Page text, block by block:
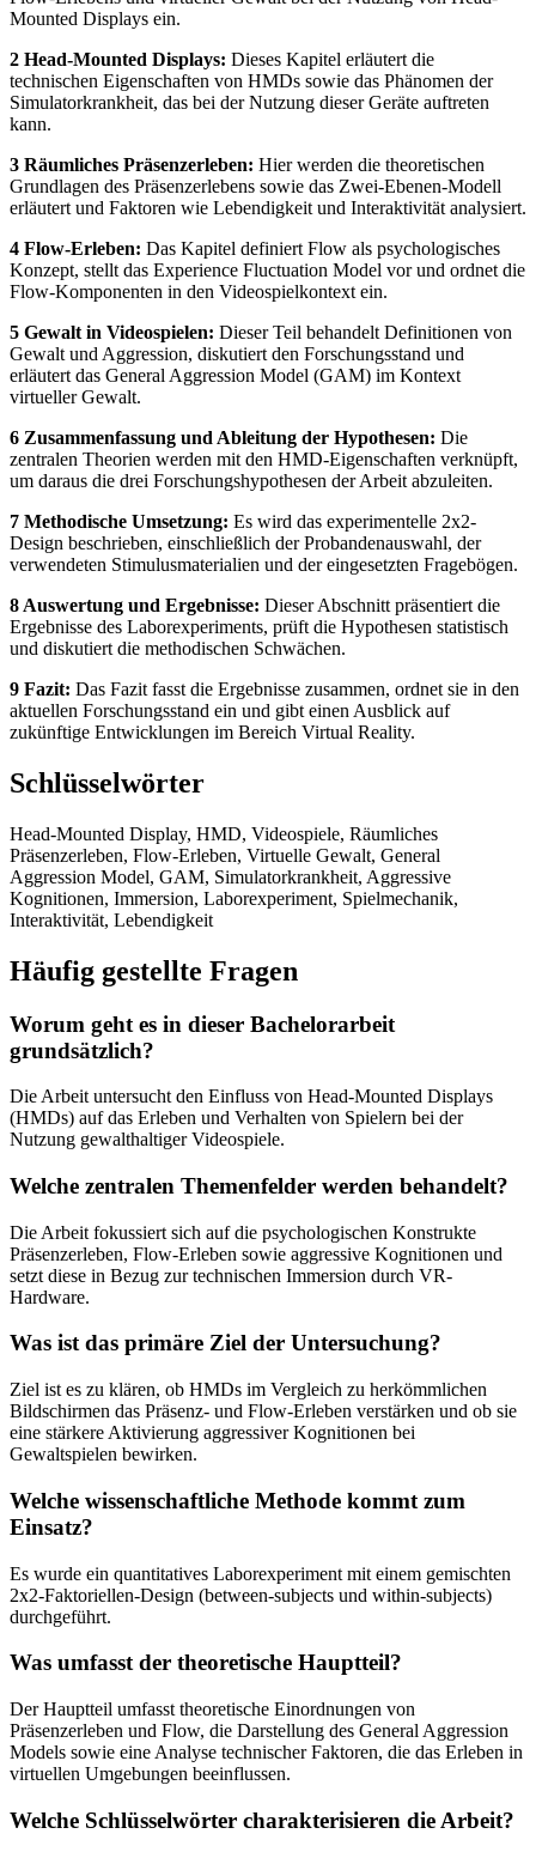
Mounted Displays ein.
2 Head-Mounted Displays: Dieses Kapitel erläutert die
technischen Eigenschaften von HMDs sowie das Phänomen der
Simulatorkrankheit, das bei der Nutzung dieser Geräte auftreten
kann.
3 Räumliches Präsenzerleben: Hier werden die theoretischen
Grundlagen des Präsenzerlebens sowie das Zwei-Ebenen-Modell
erläutert und Faktoren wie Lebendigkeit und Interaktivität analysiert.
4 Flow-Erleben: Das Kapitel definiert Flow als psychologisches
Konzept, stellt das Experience Fluctuation Model vor und ordnet die
Flow-Komponenten in den Videospielkontext ein.
5 Gewalt in Videospielen: Dieser Teil behandelt Definitionen von
Gewalt und Aggression, diskutiert den Forschungsstand und
erläutert das General Aggression Model (GAM) im Kontext
virtueller Gewalt.
6 Zusammenfassung und Ableitung der Hypothesen: Die
zentralen Theorien werden mit den HMD-Eigenschaften verknüpft,
um daraus die drei Forschungshypothesen der Arbeit abzuleiten.
7 Methodische Umsetzung: Es wird das experimentelle 2x2-
Design beschrieben, einschließlich der Probandenauswahl, der
verwendeten Stimulusmaterialien und der eingesetzten Fragebögen.
8 Auswertung und Ergebnisse: Dieser Abschnitt präsentiert die
Ergebnisse des Laborexperiments, prüft die Hypothesen statistisch
und diskutiert die methodischen Schwächen.
9 Fazit: Das Fazit fasst die Ergebnisse zusammen, ordnet sie in den
aktuellen Forschungsstand ein und gibt einen Ausblick auf
zukünftige Entwicklungen im Bereich Virtual Reality.
Schlüsselwörter
Head-Mounted Display, HMD, Videospiele, Räumliches
Präsenzerleben, Flow-Erleben, Virtuelle Gewalt, General
Aggression Model, GAM, Simulatorkrankheit, Aggressive
Kognitionen, Immersion, Laborexperiment, Spielmechanik,
Interaktivität, Lebendigkeit
Häufig gestellte Fragen
Worum geht es in dieser Bachelorarbeit
grundsätzlich?
Die Arbeit untersucht den Einfluss von Head-Mounted Displays
(HMDs) auf das Erleben und Verhalten von Spielern bei der
Nutzung gewalthaltiger Videospiele.
Welche zentralen Themenfelder werden behandelt?
Die Arbeit fokussiert sich auf die psychologischen Konstrukte
Präsenzerleben, Flow-Erleben sowie aggressive Kognitionen und
setzt diese in Bezug zur technischen Immersion durch VR-
Hardware.
Was ist das primäre Ziel der Untersuchung?
Ziel ist es zu klären, ob HMDs im Vergleich zu herkömmlichen
Bildschirmen das Präsenz- und Flow-Erleben verstärken und ob sie
eine stärkere Aktivierung aggressiver Kognitionen bei
Gewaltspielen bewirken.
Welche wissenschaftliche Methode kommt zum
Einsatz?
Es wurde ein quantitatives Laborexperiment mit einem gemischten
2x2-Faktoriellen-Design (between-subjects und within-subjects)
durchgeführt.
Was umfasst der theoretische Hauptteil?
Der Hauptteil umfasst theoretische Einordnungen von
Präsenzerleben und Flow, die Darstellung des General Aggression
Models sowie eine Analyse technischer Faktoren, die das Erleben in
virtuellen Umgebungen beeinflussen.
Welche Schlüsselwörter charakterisieren die Arbeit?